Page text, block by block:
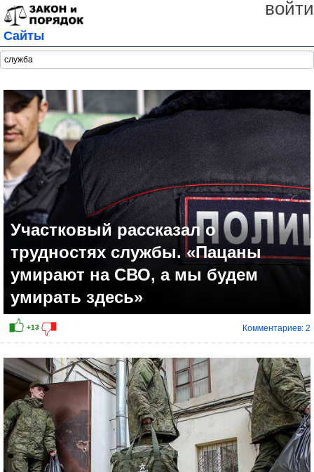
войти
Сайты
Участковый рассказал о
трудностях службы. «Пацаны
умирают на СВО, а мы будем
умирать здесь»
Комментариев: 2